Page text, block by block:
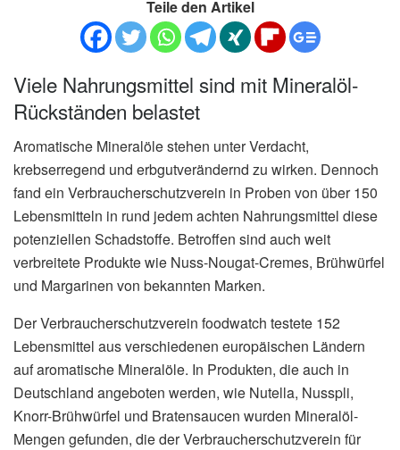
Teile den Artikel
Viele Nahrungsmittel sind mit Mineralöl-
Rückständen belastet
Aromatische Mineralöle stehen unter Verdacht,
krebserregend und erbgutverändernd zu wirken. Dennoch
fand ein Verbraucherschutzverein in Proben von über 150
Lebensmitteln in rund jedem achten Nahrungsmittel diese
potenziellen Schadstoffe. Betroffen sind auch weit
verbreitete Produkte wie Nuss-Nougat-Cremes, Brühwürfel
und Margarinen von bekannten Marken.
Der Verbraucherschutzverein foodwatch testete 152
Lebensmittel aus verschiedenen europäischen Ländern
auf aromatische Mineralöle. In Produkten, die auch in
Deutschland angeboten werden, wie Nutella, Nusspli,
Knorr-Brühwürfel und Bratensaucen wurden Mineralöl-
Mengen gefunden, die der Verbraucherschutzverein für